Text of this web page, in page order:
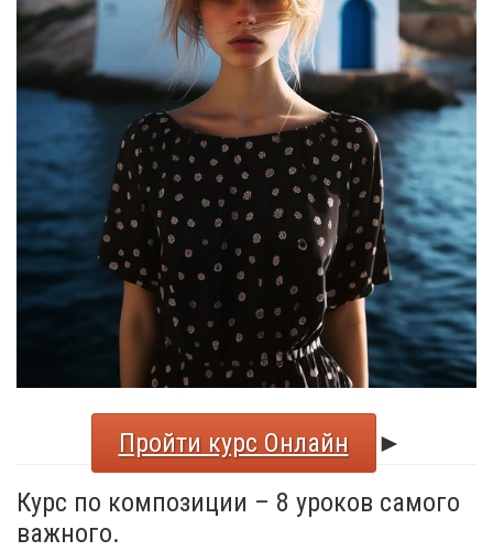
Пройти курс Онлайн
►
Курс по композиции – 8 уроков самого
важного.